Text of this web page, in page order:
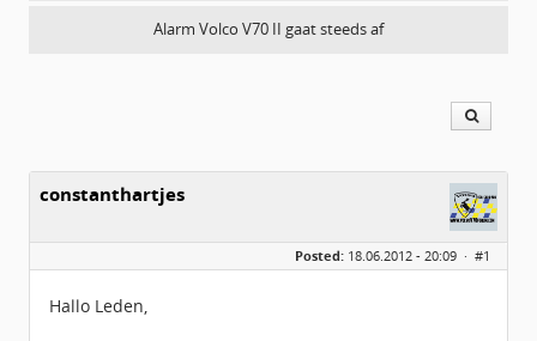
Alarm Volco V70 II gaat steeds af
constanthartjes
Posted: 18.06.2012 - 20:09 · #1
Hallo Leden,